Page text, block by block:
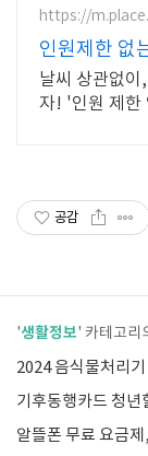
https://
인원제한 없
한 없는 실내
날씨 상관없이
자! '인원 제한
공감
'생활정보' 카테고리
알뜰폰 무료 요금